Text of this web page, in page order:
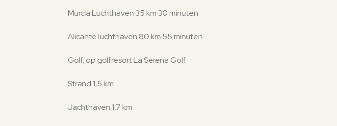
Murcia Luchthaven 35 km 30 minuten
Alicante luchthaven 80 km 55 minuten
Golf, op golfresort La Serena Golf
Strand 1,5 km
Jachthaven 1,7 km